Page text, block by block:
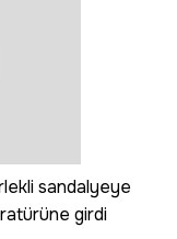
sandalyeye
girdi